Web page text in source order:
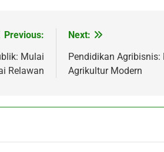
Previous:
Mulai
Relawan
Next:
Pendidikan Agribisnis:
Agrikultur Modern